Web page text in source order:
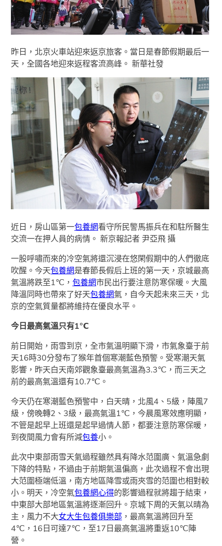
昨日，北京火車站迎來返京旅客。當日是春節假期最后一
天，全國各地迎來返程客流高峰。 新華社發
近日，房山區第一包養網看守所民警馬振兵在和駐所醫生
交流一在押人員的病情。 新京報記者 尹亞飛 攝
一股呼嘯而來的冷空氣將還沉浸在悠閑假期中的人們徹底
吹醒。今天包養網是春節長假后上班的第一天，京城最高
氣溫將跌至1℃，包養網市民出行要注意防寒保暖。大風
降溫同時也帶來了好天包養網氣，自今天起未來三天，北
京的空氣質量都將維持在優良水平。
今日最高氣溫只有1℃
前日開始，雨雪到京，全市氣溫明顯下滑，市氣象臺于前
天16時30分發布了猴年首個寒潮藍色預警。受寒潮天氣
影響，昨天白天南郊觀象臺最高氣溫為3.3℃，而三天之
前的最高氣溫還有10.7℃。
今天仍在寒潮藍色預警中，白天晴，北風4、5級，陣風7
級，傍晚轉2、3級，最高氣溫1℃，今晨風寒效應明顯，
不管是起早上班還是起早過情人節，都要注意防寒保暖，
到夜間風力會有所減包養小。
此次中東部雨雪天氣過程雖然具有降水范圍廣、氣溫急劇
下降的特點，不過由于前期氣溫偏高，此次過程不會出現
大范圍極端低溫，南方地區降雪或雨夾雪的范圍也相對較
小。明天，冷空氣包養網心得的影響過程就將趨于結束，
中東部大部地區氣溫將逐漸回升。京城下周的天氣以晴為
主，風力不大女大生包養俱樂部 ，最高氣溫將回升至
4℃，16日可達7℃，至17日最高氣溫將重返10℃陣
營。